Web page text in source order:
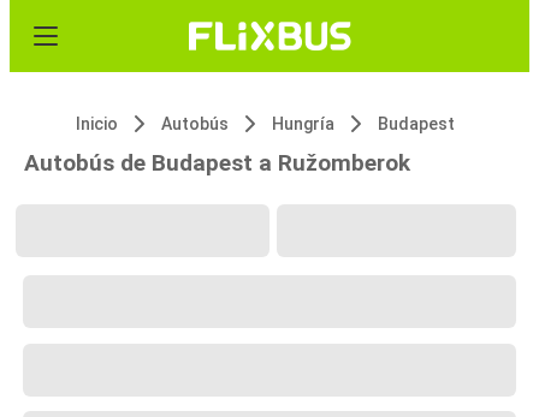
Inicio Autobús Hungría Budapest
Autobús de Budapest a Ružomberok